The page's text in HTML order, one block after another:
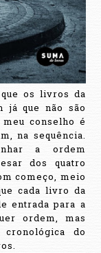
os livros da
já que não são
conselho é
na sequência.
a ordem
dos quatro
começo, meio
cada livro da
entrada para a
ordem, mas
do